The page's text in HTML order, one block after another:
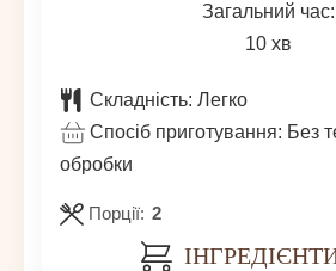
Загальний час:
10хвилин
хв
Складність: Легко
Спосіб приготування: Без
обробки
Порції: 2